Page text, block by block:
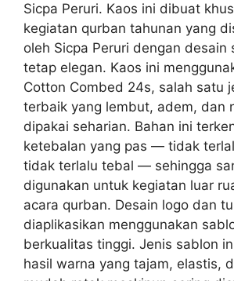
Sicpa Peruri. Kaos ini dibuat
kegiatan qurban tahunan yang
oleh Sicpa Peruri dengan desain
tetap elegan. Kaos ini
Cotton Combed 24s, salah satu
terbaik yang lembut, adem, dan
dipakai seharian. Bahan ini
ketebalan yang pas — tidak
tidak terlalu tebal — sehingga
digunakan untuk kegiatan luar
acara qurban. Desain logo dan
diaplikasikan menggunakan
berkualitas tinggi. Jenis sablon
hasil warna yang tajam, elastis,